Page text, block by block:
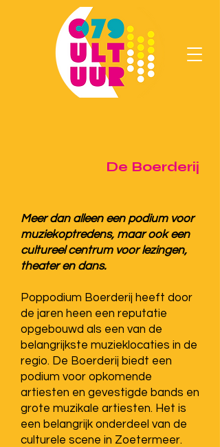
De Boerderij
Meer dan alleen een podium voor
muziekoptredens, maar ook een
cultureel centrum voor lezingen,
theater en dans.
Poppodium Boerderij heeft door
de jaren heen een reputatie
opgebouwd als een van de
belangrijkste muzieklocaties in de
regio. De Boerderij biedt een
podium voor opkomende
artiesten en gevestigde bands en
grote muzikale artiesten. Het is
een belangrijk onderdeel van de
culturele scene in Zoetermeer.